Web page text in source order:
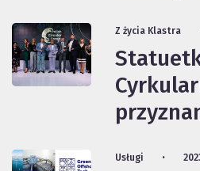
Z życia Klastra
Usługi